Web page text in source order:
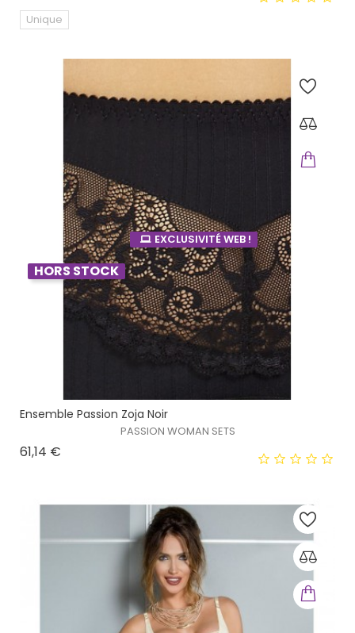
Unique
EXCLUSIVITÉ WEB !
HORS STOCK
Ensemble Passion Zoja Noir
PASSION WOMAN SETS
61,14 €